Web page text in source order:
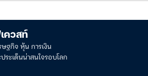
ควสท์
ษฐกิจ หุ้น การเงิน
ระเด็นน่าสนใจรอบโลก